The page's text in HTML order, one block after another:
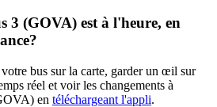
3 (GOVA) est à l'heure, en
bus sur la carte, garder un œil sur
réel et voir les changements à
en téléchargeant l'appli.